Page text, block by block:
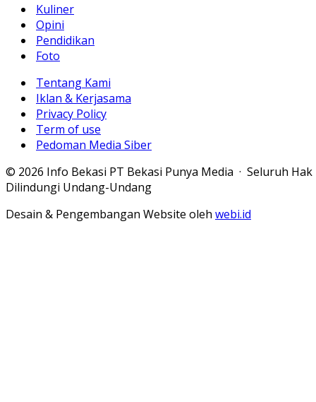
Kuliner
Opini
Pendidikan
Foto
Tentang Kami
Iklan & Kerjasama
Privacy Policy
Term of use
Pedoman Media Siber
© 2026 Info Bekasi PT Bekasi Punya Media · Seluruh Hak
Dilindungi Undang-Undang
Desain & Pengembangan Website oleh webi.id